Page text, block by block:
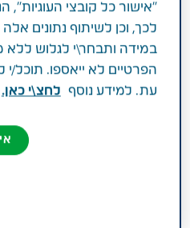
שיכולות לסייע
ביעילות עם
הקשר המשותף
להשפיע באופן
והזוגי בין בני זוג.
לחוסר הבנה ולקשיים
"אישור כל קובצי העוגיות",
לכך, וכן לשיתוף נתונים
במידה ותבחר\י לגלוש ללא
הפרטיים לא ייאספו. תוכל/
עת. למידע נוסף
לחצ\י כאן.